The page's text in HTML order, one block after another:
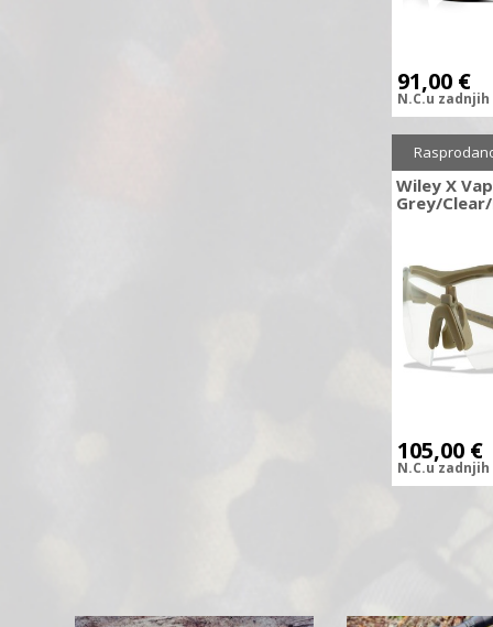
91,00 €
N.C.u zadnjih
Sniženo
Wiley X
Grey/
105,00 €
N.C.u zadnjih